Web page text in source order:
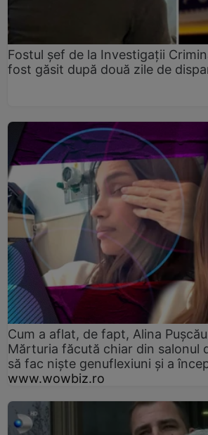
Fostul șef de la Investigații
fost găsit după două zile de
Cum a aflat, de fapt, Alina
Mărturia făcută chiar din salonul
să fac niște genuflexiuni și a
www.wowbiz.ro